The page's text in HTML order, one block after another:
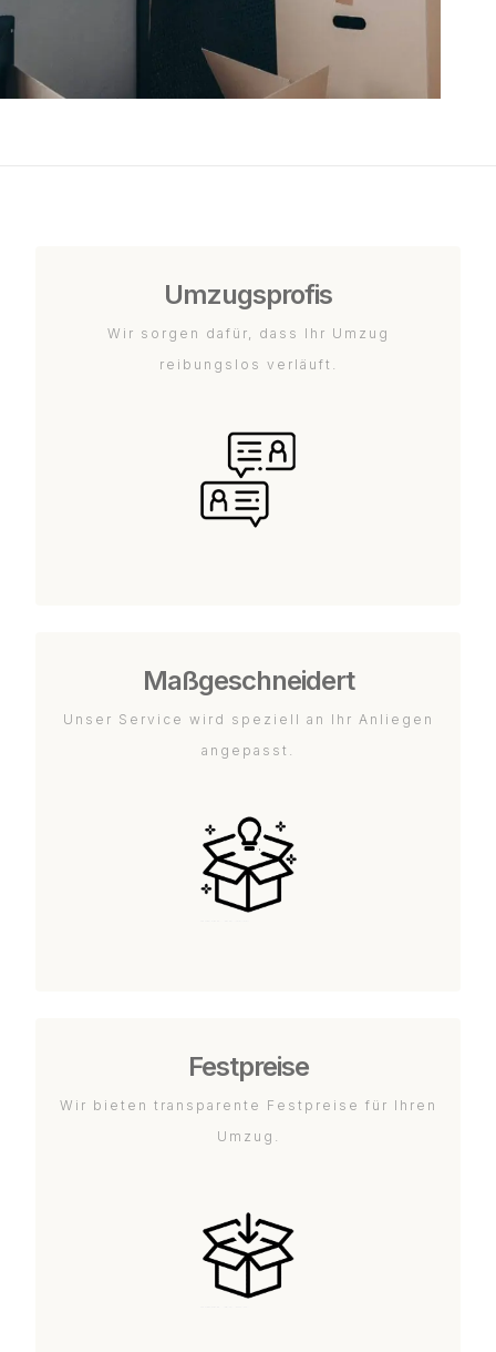
Umzugsprofis
Wir sorgen dafür, dass Ihr Umzug
reibungslos verläuft.
Maßgeschneidert
Unser Service wird speziell an Ihr Anliegen
angepasst.
Festpreise
Wir bieten transparente Festpreise für Ihren
Umzug.